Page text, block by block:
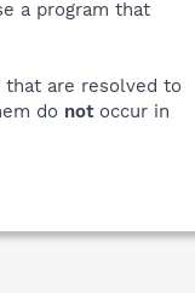
a program that
are resolved to
do notoccur in